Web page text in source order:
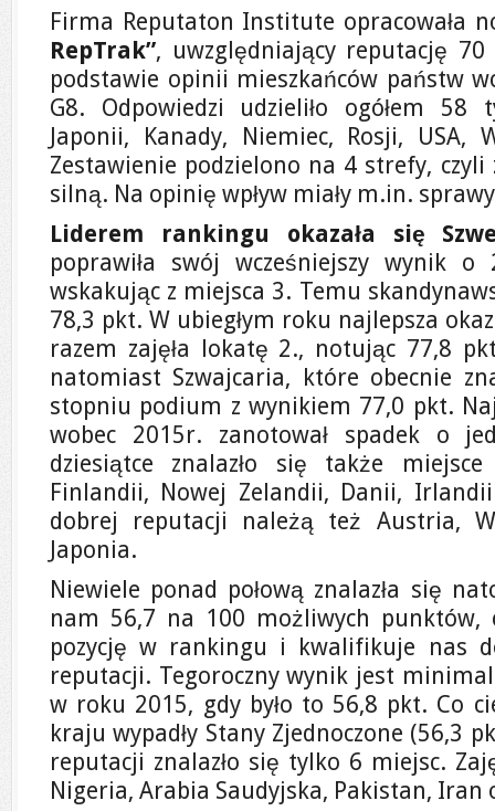
Firma Reputaton Institute opracowała
RepTrak”, uwzględniający reputację
podstawie opinii mieszkańców państw
G8. Odpowiedzi udzieliło ogółem 58
Japonii, Kanady, Niemiec, Rosji, USA,
Zestawienie podzielono na 4 strefy, czyli
silną. Na opinię wpływ miały m.in.
Liderem rankingu okazała się
poprawiła swój wcześniejszy wynik
wskakując z miejsca 3. Temu
78,3 pkt. W ubiegłym roku najlepsza
razem zajęła lokatę 2., notując 77,8
natomiast Szwajcaria, które obecnie
stopniu podium z wynikiem 77,0 pkt.
wobec 2015r. zanotował spadek o
dziesiątce znalazło się także
Finlandii, Nowej Zelandii, Danii,
dobrej reputacji należą też Austria,
Japonia.
Niewiele ponad połową znalazła się
nam 56,7 na 100 możliwych
pozycję w rankingu i kwalifikuje nas
reputacji. Tegoroczny wynik jest
w roku 2015, gdy było to 56,8 pkt. Co
kraju wypadły Stany Zjednoczone (56,3
reputacji znalazło się tylko 6 miejsc.
Nigeria, Arabia Saudyjska, Pakistan, Iran